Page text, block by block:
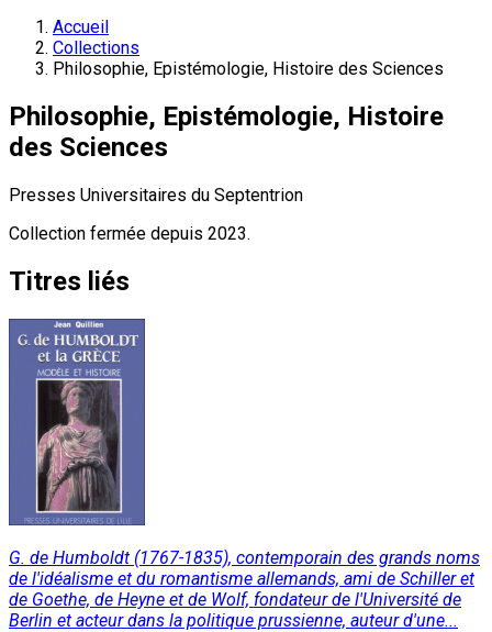
Accueil
Collections
Philosophie, Epistémologie, Histoire des Sciences
Philosophie, Epistémologie, Histoire
des Sciences
Presses Universitaires du Septentrion
Collection fermée depuis 2023.
Titres liés
G. de Humboldt (1767-1835), contemporain des grands noms
de l'idéalisme et du romantisme allemands, ami de Schiller et
de Goethe, de Heyne et de Wolf, fondateur de l'Université de
Berlin et acteur dans la politique prussienne, auteur d'une...